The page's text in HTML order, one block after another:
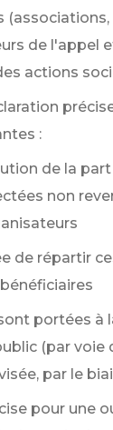
de l'appel
actions
:
de la part
non
de répartir
portées à
(par voie
par le
pour une